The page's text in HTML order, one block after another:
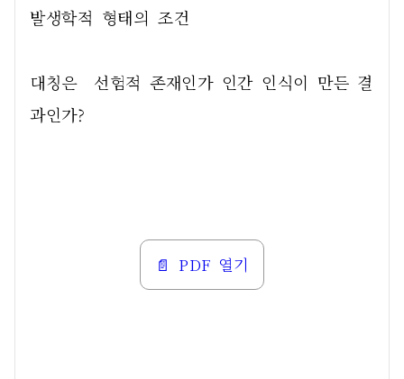
발생학적 형태의 조건
대칭은  선험적 존재인가 인간 인식이 만든 결
과인가?
📄 PDF 열기